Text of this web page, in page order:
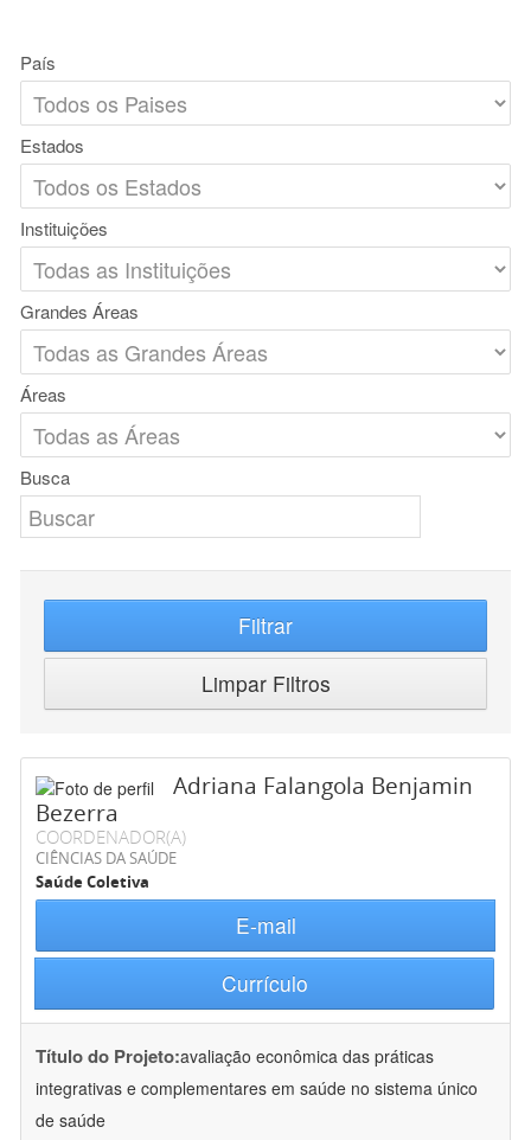
País
Estados
Instituições
Grandes Áreas
Áreas
Busca
Filtrar
Limpar Filtros
Adriana Falangola Benjamin
Bezerra
COORDENADOR(A)
CIÊNCIAS DA SAÚDE
Saúde Coletiva
E-mail
Currículo
Título do Projeto:avaliação econômica das práticas
integrativas e complementares em saúde no sistema único
de saúde